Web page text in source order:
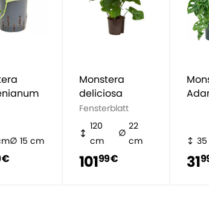
15 cm
€
Monstera
deliciosa
Fensterblatt
120
cm
22
cm
10199 € 31